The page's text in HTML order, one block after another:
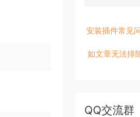
安装插件常见
如文章无法排
QQ交流群